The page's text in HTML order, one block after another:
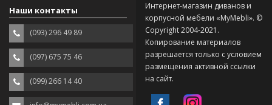
Наши контакты
(093) 296 49 89
(097) 675 75 46
(099) 266 14 40
Интернет-магазин диванов и
корпусной мебели «MyMebli». ©
Copyright 2004-2021.
Копирование материалов
разрешается только с условием
размещения активной ссылки
на сайт.